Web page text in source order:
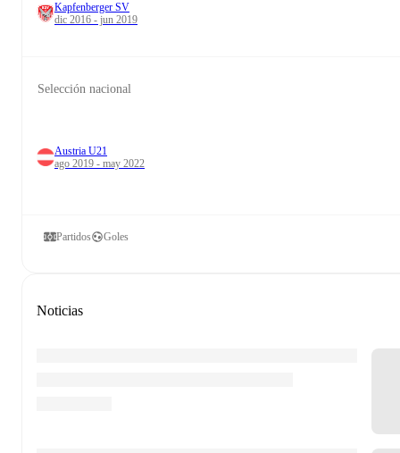
Kapfenberger SV
dic 2016 - jun 2019
Selección nacional
Austria U21
ago 2019 - may 2022
Partidos Goles
Noticias